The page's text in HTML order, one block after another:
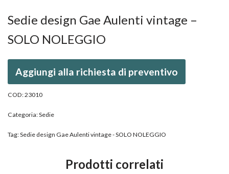
Sedie design Gae Aulenti vintage –
SOLO NOLEGGIO
Aggiungi alla richiesta di preventivo
COD:23010
Categoria:Sedie
Tag:Sedie design Gae Aulenti vintage - SOLO NOLEGGIO
Prodotti correlati